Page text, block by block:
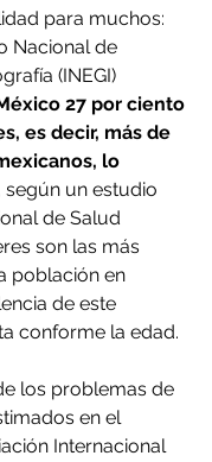
para muchos:
Nacional de
(INEGI)
27 por ciento
es decir, más de
lo
según un estudio
de Salud
son las más
población en
de este
conforme la edad.
los problemas de
en el
Internacional